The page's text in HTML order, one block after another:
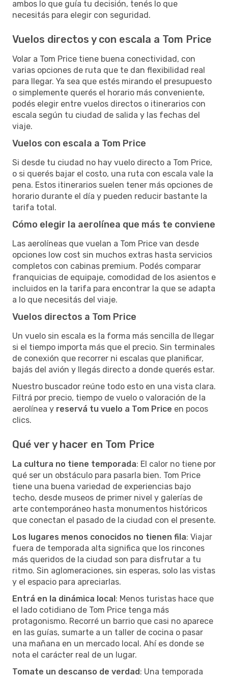
ambos lo que guía tu decisión, tenés lo que
necesitás para elegir con seguridad.
Vuelos directos y con escala a Tom Price
Volar a Tom Price tiene buena conectividad, con
varias opciones de ruta que te dan flexibilidad real
para llegar. Ya sea que estés mirando el presupuesto
o simplemente querés el horario más conveniente,
podés elegir entre vuelos directos o itinerarios con
escala según tu ciudad de salida y las fechas del
viaje.
Vuelos con escala a Tom Price
Si desde tu ciudad no hay vuelo directo a Tom Price,
o si querés bajar el costo, una ruta con escala vale la
pena. Estos itinerarios suelen tener más opciones de
horario durante el día y pueden reducir bastante la
tarifa total.
Cómo elegir la aerolínea que más te conviene
Las aerolíneas que vuelan a Tom Price van desde
opciones low cost sin muchos extras hasta servicios
completos con cabinas premium. Podés comparar
franquicias de equipaje, comodidad de los asientos e
incluidos en la tarifa para encontrar la que se adapta
a lo que necesitás del viaje.
Vuelos directos a Tom Price
Un vuelo sin escala es la forma más sencilla de llegar
si el tiempo importa más que el precio. Sin terminales
de conexión que recorrer ni escalas que planificar,
bajás del avión y llegás directo a donde querés estar.
Nuestro buscador reúne todo esto en una vista clara.
Filtrá por precio, tiempo de vuelo o valoración de la
aerolínea y reservá tu vuelo a Tom Price en pocos
clics.
Qué ver y hacer en Tom Price
La cultura no tiene temporada: El calor no tiene por
qué ser un obstáculo para pasarla bien. Tom Price
tiene una buena variedad de experiencias bajo
techo, desde museos de primer nivel y galerías de
arte contemporáneo hasta monumentos históricos
que conectan el pasado de la ciudad con el presente.
Los lugares menos conocidos no tienen fila: Viajar
fuera de temporada alta significa que los rincones
más queridos de la ciudad son para disfrutar a tu
ritmo. Sin aglomeraciones, sin esperas, solo las vistas
y el espacio para apreciarlas.
Entrá en la dinámica local: Menos turistas hace que
el lado cotidiano de Tom Price tenga más
protagonismo. Recorré un barrio que casi no aparece
en las guías, sumarte a un taller de cocina o pasar
una mañana en un mercado local. Ahí es donde se
nota el carácter real de un lugar.
Tomate un descanso de verdad: Una temporada